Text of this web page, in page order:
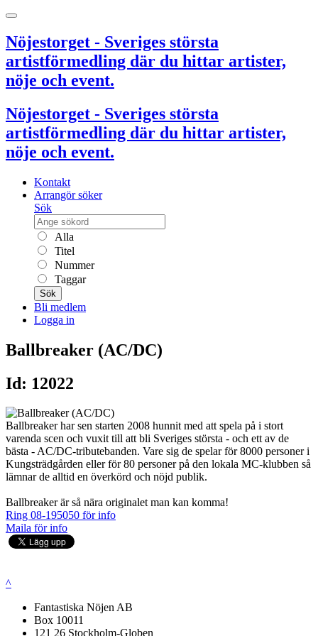
Nöjestorget - Sveriges största
artistförmedling där du hittar artister,
nöje och event.
Nöjestorget - Sveriges största
artistförmedling där du hittar artister,
nöje och event.
Kontakt
Arrangör söker
Sök
Alla
Titel
Nummer
Taggar
Sök
Bli medlem
Logga in
Ballbreaker (AC/DC)
Id: 12022
Ballbreaker har sen starten 2008 hunnit med att spela på i stort
varenda scen och vuxit till att bli Sveriges största - och ett av de
bästa - AC/DC-tributebanden. Vare sig de spelar för 8000 personer i
Kungsträdgården eller för 80 personer på den lokala MC-klubben så
lämnar de alltid en överkörd och nöjd publik.
Ballbreaker är så nära originalet man kan komma!
Ring 08-195050 för info
Maila för info
^
Fantastiska Nöjen AB
Box 10011
121 26 Stockholm-Globen